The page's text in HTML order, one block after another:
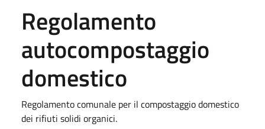
Regolamento
autocompostaggio
domestico
Regolamento comunale per il compostaggio domestico
dei rifiuti solidi organici.